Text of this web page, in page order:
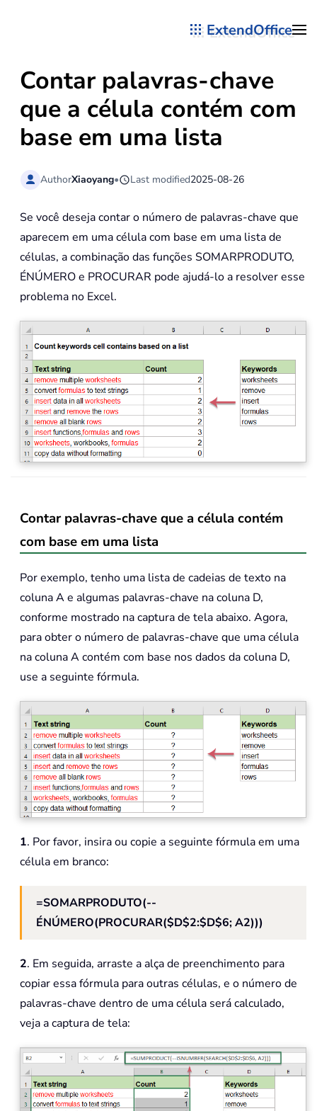
ExtendOffice
Contar palavras-chave
que a célula contém com
base em uma lista
AuthorXiaoyang• Last modified2025-08-26
Se você deseja contar o número de palavras-chave que
aparecem em uma célula com base em uma lista de
células, a combinação das funções SOMARPRODUTO,
ÉNÚMERO e PROCURAR pode ajudá-lo a resolver esse
problema no Excel.
Contar palavras-chave que a célula contém
com base em uma lista
Por exemplo, tenho uma lista de cadeias de texto na
coluna A e algumas palavras-chave na coluna D,
conforme mostrado na captura de tela abaixo. Agora,
para obter o número de palavras-chave que uma célula
na coluna A contém com base nos dados da coluna D,
use a seguinte fórmula.
1. Por favor, insira ou copie a seguinte fórmula em uma
célula em branco:
=SOMARPRODUTO(--
ÉNÚMERO(PROCURAR($D$2:$D$6; A2)))
2. Em seguida, arraste a alça de preenchimento para
copiar essa fórmula para outras células, e o número de
palavras-chave dentro de uma célula será calculado,
veja a captura de tela: